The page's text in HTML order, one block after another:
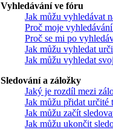
Vyhledávání ve fóru
Jak můžu vyhledávat
Proč moje
Proč se mi po
Jak můžu vyhledat
Jak můžu vyhledat
Sledování a záložky
Jaký je rozdíl mezi
Jak můžu přidat určité
Jak můžu začít
Jak můžu ukončit